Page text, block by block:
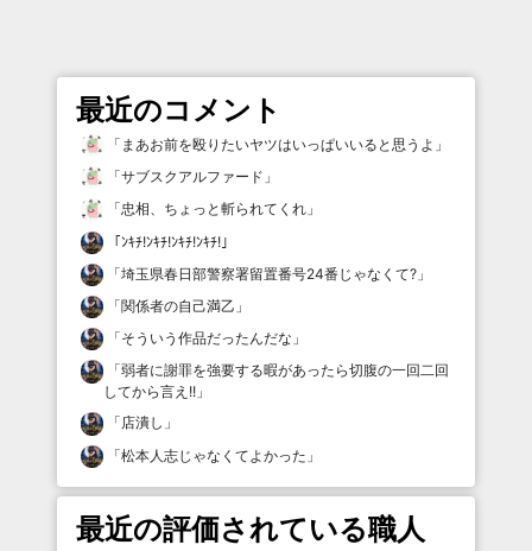
最近のコメント
「 まあお前を殴りたいヤツはいっぱいいると思うよ 」
「サブスクアルファード 」
「忠相、ちょっと斬られてくれ 」
「ﾝｷﾁ!ﾝｷﾁ!ﾝｷﾁ!ﾝｷﾁ! 」
「埼玉県春日部警察署留置番号24番じゃなくて? 」
「関係者の自己満乙 」
「そういう作品だったんだな 」
「弱者に謝罪を強要する暇があったら切腹の一回二回
してから言え!! 」
「店潰し 」
「松本人志じゃなくてよかった 」
最近の評価されている職人